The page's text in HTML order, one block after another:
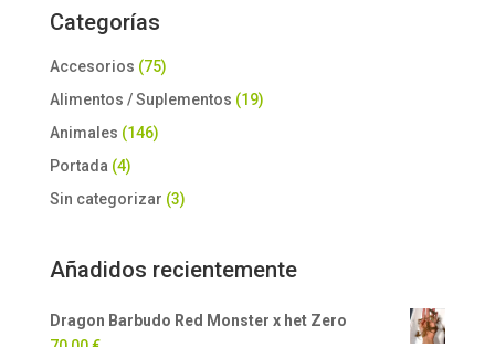
Categorías
Accesorios (75)
Alimentos / Suplementos (19)
Animales (146)
Portada (4)
Sin categorizar (3)
Añadidos recientemente
Dragon Barbudo Red Monster x het Zero